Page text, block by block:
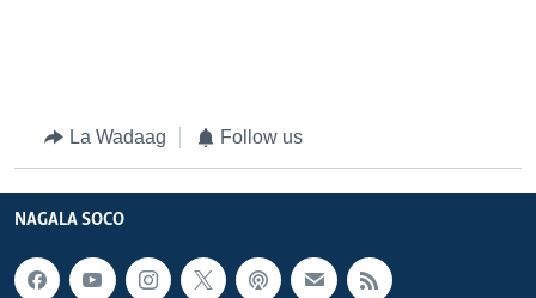
La Wadaag Follow us
NAGALA SOCO